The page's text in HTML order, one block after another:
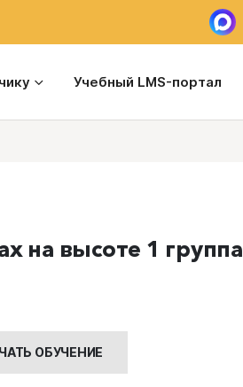
Учебный LMS-портал
на высоте 1 группа
₽.
ОБУЧЕНИЕ